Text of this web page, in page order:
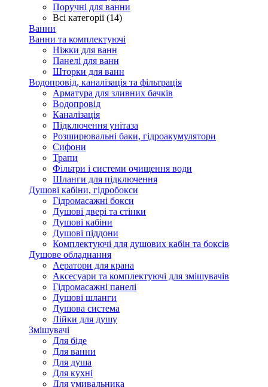
Поручні для ванни
Всі категорії (14)
Ванни
Ванни та комплектуючі
Ніжки для ванн
Панелі для ванн
Шторки для ванн
Водопровід, каналізація та фільтрація
Арматура для зливних бачків
Водопровід
Каналізація
Підключення унітаза
Розширювальні баки, гідроакумулятори
Сифони
Трапи
Фільтри і системи очищення води
Шланги для підключення
Душові кабіни, гідробокси
Гідромасажні бокси
Душові двері та стінки
Душові кабіни
Душові піддони
Комплектуючі для душових кабін та боксів
Душове обладнання
Аератори для крана
Аксесуари та комплектуючі для змішувачів
Гідромасажні панелі
Душові шланги
Душова система
Лійки для душу
Змішувачі
Для біде
Для ванни
Для душа
Для кухні
Для умивальника